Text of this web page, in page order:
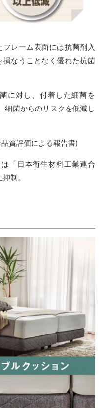
レーム表面には抗菌剤入
損なうことなく優れた抗菌
に対し、付着した細菌を
細菌からのリスクを低減し
質評価による報告書)
「日本衛生材料工業連合
制。